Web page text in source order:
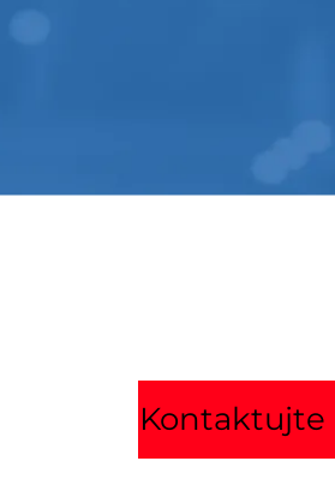
Kontaktujte